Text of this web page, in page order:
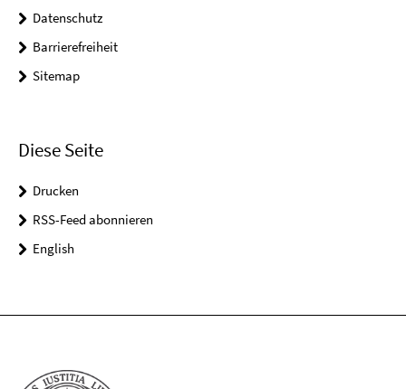
Datenschutz
Barrierefreiheit
Sitemap
Diese Seite
Drucken
RSS-Feed abonnieren
English